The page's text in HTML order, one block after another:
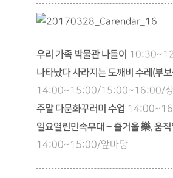
우리 가족 박물관 나들이
나타났다 사라지는 도깨비 수레(부
14:00~15:00/15:00~16:00/상
주말 다문화꾸러미 수업
일요열린민속무대 – 즐거울 樂, 움
14:00~15:00/앞마당